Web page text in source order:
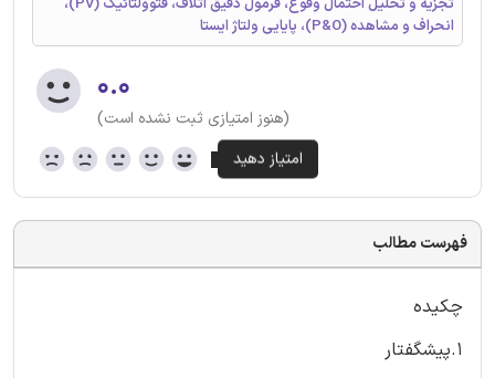
انحراف و مشاهده (P&O)، پایایی ولتاژ ایستا
۰.۰
(هنوز امتیازی ثبت نشده است)
فهرست مطالب
چکیده
۱.پیشگفتار